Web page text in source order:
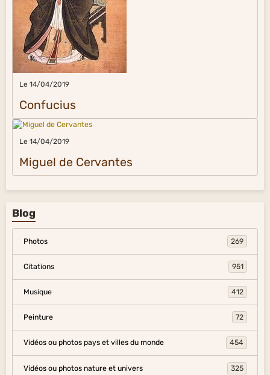
Le 14/04/2019
Confucius
Le 14/04/2019
Miguel de Cervantes
Blog
Photos 269
Citations 951
Musique 412
Peinture 72
Vidéos ou photos pays et villes du monde 454
Vidéos ou photos nature et univers 325